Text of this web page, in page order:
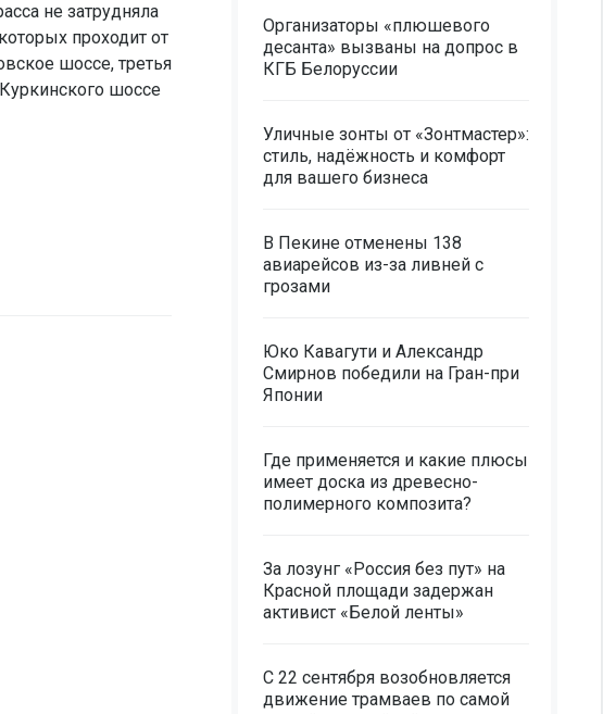
не затрудняла
проходит от
шоссе, третья
шоссе
Организаторы «плюшевого
десанта» вызваны на допрос в
КГБ Белоруссии
Уличные зонты от «Зонтмастер»:
стиль, надёжность и комфорт
для вашего бизнеса
В Пекине отменены 138
авиарейсов из-за ливней с
грозами
Юко Кавагути и Александр
Смирнов победили на Гран-при
Японии
Где применяется и какие плюсы
имеет доска из древесно-
полимерного композита?
За лозунг «Россия без пут» на
Красной площади задержан
активист «Белой ленты»
С 22 сентября возобновляется
движение трамваев по самой